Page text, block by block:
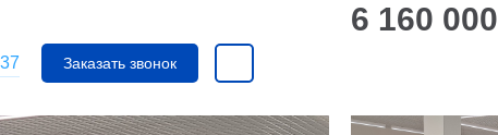
Заказать звонок
6 160 000